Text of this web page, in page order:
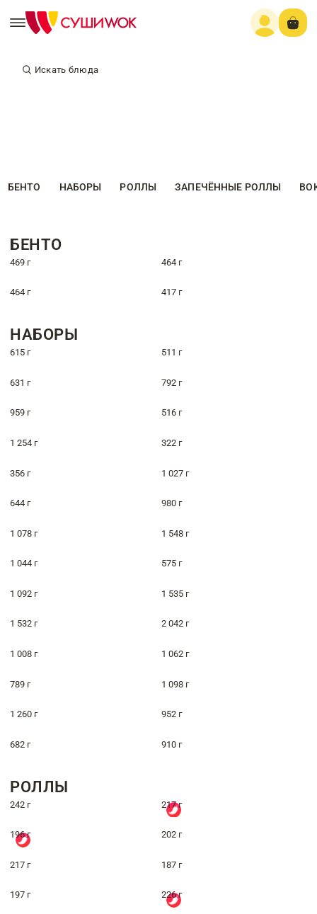
Искать блюда
БЕНТО НАБОРЫ РОЛЛЫ ЗАПЕЧЁННЫЕ РОЛЛЫ
БЕНТО
469 г 464 г
464 г 417 г
НАБОРЫ
615 г 511 г
631 г 792 г
959 г 516 г
1 254 г 322 г
356 г 1 027 г
644 г 980 г
1 078 г 1 548 г
1 044 г 575 г
1 092 г 1 535 г
1 532 г 2 042 г
1 008 г 1 062 г
789 г 1 098 г
1 260 г 952 г
682 г 910 г
РОЛЛЫ
242 г 217 г
196 г 202 г
217 г 187 г
197 г 226 г